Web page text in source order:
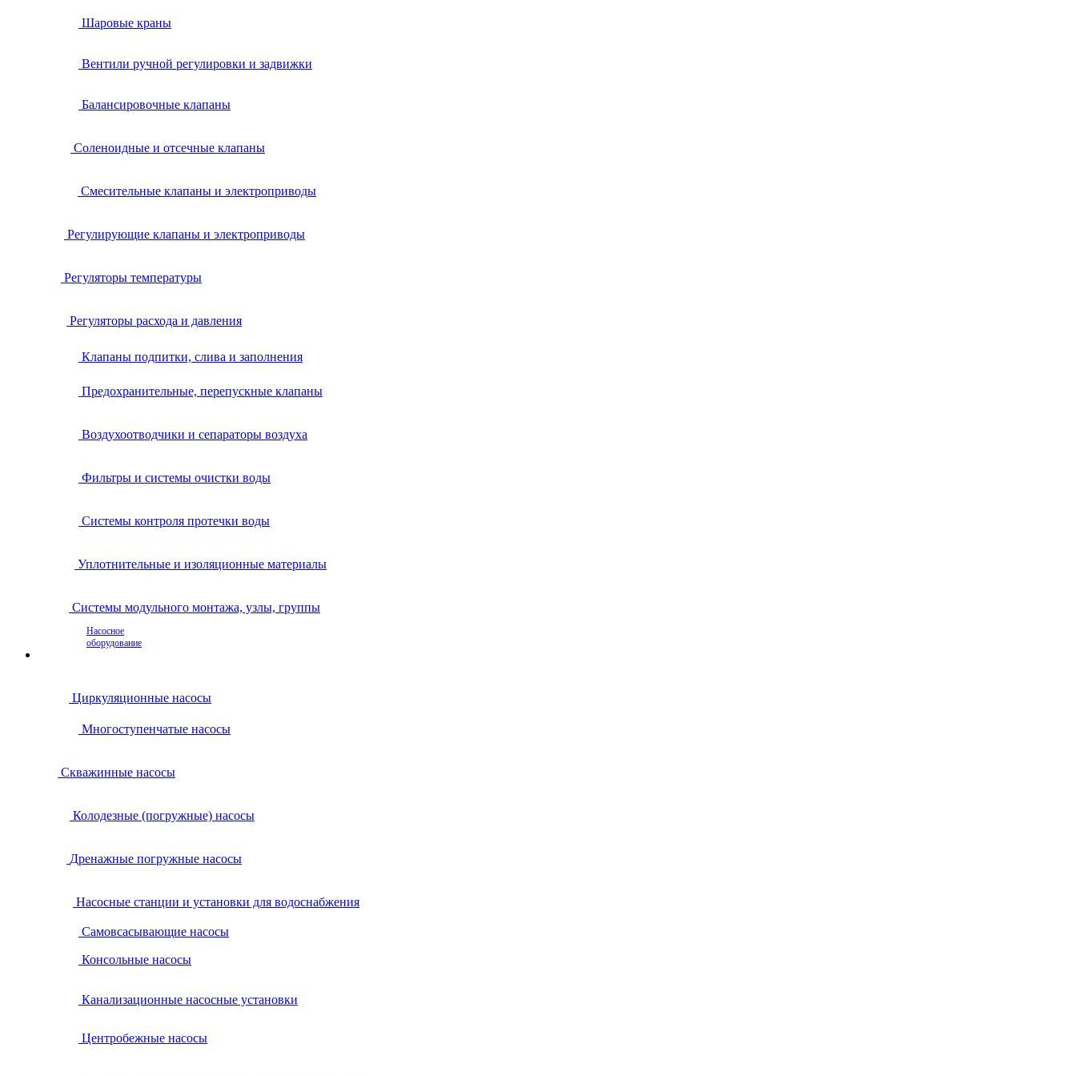
Шаровые краны
Вентили ручной регулировки и задвижки
Балансировочные клапаны
Соленоидные и отсечные клапаны
Смесительные клапаны и электроприводы
Регулирующие клапаны и электроприводы
Регуляторы температуры
Регуляторы расхода и давления
Клапаны подпитки, слива и заполнения
Предохранительные, перепускные клапаны
Воздухоотводчики и сепараторы воздуха
Фильтры и системы очистки воды
Системы контроля протечки воды
Уплотнительные и изоляционные материалы
Системы модульного монтажа, узлы, группы
Насосное
оборудование
Циркуляционные насосы
Многоступенчатые насосы
Скважинные насосы
Колодезные (погружные) насосы
Дренажные погружные насосы
Насосные станции и установки для водоснабжения
Самовсасывающие насосы
Консольные насосы
Канализационные насосные установки
Центробежные насосы